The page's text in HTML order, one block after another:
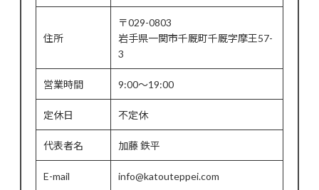
住所
〒029-0803
岩手県一関市千厩町千厩字摩王57-
3
営業時間 9:00～19:00
定休日 不定休
代表者名 加藤 鉄平
E-mail info@katouteppei.com